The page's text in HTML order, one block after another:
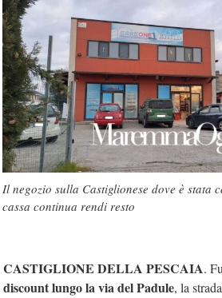
Il negozio sulla Castiglionese dove è stata
cassa continua rendi resto
CASTIGLIONE DELLA PESCAIA.
discount lungo la via del Padule, la